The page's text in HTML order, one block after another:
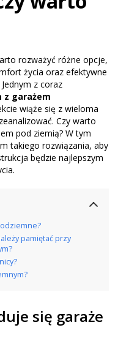
rozważyć różne opcje,
życia oraz efektywne
z coraz
z garażem
wiąże się z wieloma
Czy warto
pod ziemią? W tym
takiego rozwiązania, aby
będzie najlepszym
pamiętać przy
się garaże